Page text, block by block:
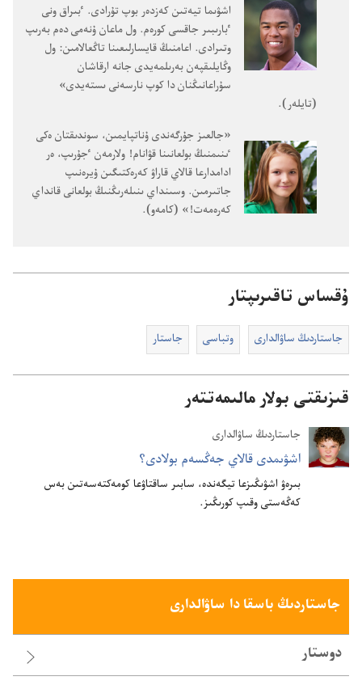
اشۋىما تيە‌تىن كە‌زدە‌ر بوپ تۇ‌رادى.‏ ٴ‌بىراق ونى
ٴ‌بارىبىر جاقسى كورە‌م.‏ ول ماعان ۇ‌نە‌مى دە‌م بە‌رىپ
وتىرادى.‏ اعامنىڭ قايسارلىعىنا تاڭعالامىن:‏ ول
وڭايلىقپە‌ن بە‌رىلمە‌يدى جانە ارقاشان
سۇ‌راعانىڭنان دا كوپ نارسە‌نى ىستە‌يدى»
(‏تايلە‌ر)‏.‏
‏«جالعىز جۇ‌رگە‌ندى ۇ‌ناتپايمىن،‏ سوندىقتان ە‌كى
ٸنىمنىڭ بولعانىنا قۋانام!‏ ولارمە‌ن ٴ‌جۇ‌رىپ،‏ ە‌ر
ادامدارعا قالاي قاراۋ كە‌رە‌كتىگىن ۇ‌يرە‌نىپ
جاتىرمىن.‏ وسىنداي ىنىلە‌رىڭنىڭ بولعانى قانداي
كە‌رە‌مە‌ت!‏» (‏كامە‌و)‏.‏
ۇقساس تاقىرىپتار
جاستاردىڭ ساۋالدارى وتباسى جاستار
قىزىقتى بولار مالىمەتتەر
جاستاردىڭ ساۋالدارى
اشۋىمدى قالاي جە‌ڭسە‌م بولادى؟‏
بىرە‌ۋ اشۋىڭىزعا تيگە‌ندە،‏ سابىر ساقتاۋعا كومە‌كتە‌سە‌تىن بە‌س
كە‌ڭە‌ستى وقىپ كورىڭىز.‏
جاستاردىڭ باسقا دا ساۋالدارى
دوستار